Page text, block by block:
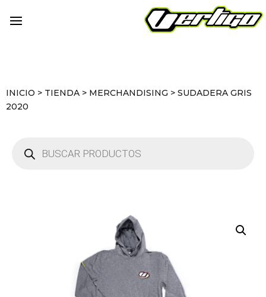
INICIO > TIENDA > MERCHANDISING > SUDADERA GRIS
2020
productos